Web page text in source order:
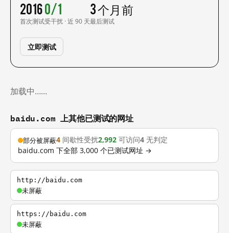
2016
首次测试
0/1
受干扰 · 近 90 天
3 个月前
最后测试
立即测试
加载中……
baidu.com 上其他已测试的网址
部分被屏蔽4 间歇性受扰2,992 可访问4 无判定
baidu.com 下全部 3,000 个已测试网址 →
http://baidu.com
未屏蔽
https://baidu.com
未屏蔽